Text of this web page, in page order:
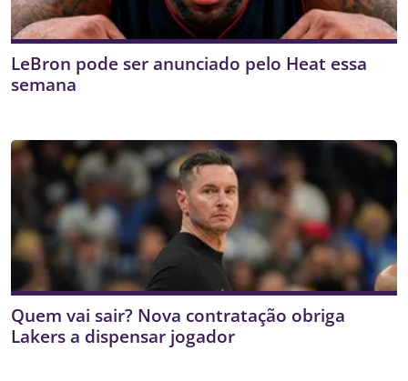
LeBron pode ser anunciado pelo Heat essa
semana
Quem vai sair? Nova contratação obriga
Lakers a dispensar jogador